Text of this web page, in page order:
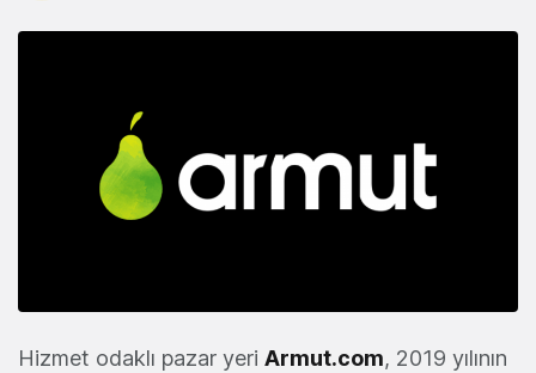
Hizmet odaklı pazar yeri Armut.com, 2019 yılının